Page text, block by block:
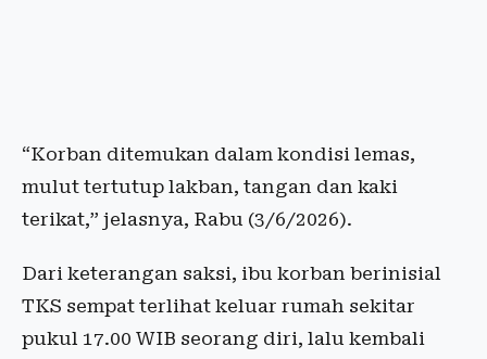
“Korban ditemukan dalam kondisi lemas,
mulut tertutup lakban, tangan dan kaki
terikat,” jelasnya, Rabu (3/6/2026).
Dari keterangan saksi, ibu korban berinisial
TKS sempat terlihat keluar rumah sekitar
pukul 17.00 WIB seorang diri, lalu kembali